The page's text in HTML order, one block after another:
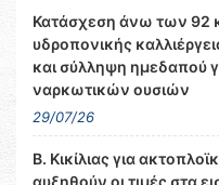
Κατάσχεση άνω των 92
υδροπονικής
και σύλληψη ημεδαπού
ναρκωτικών ουσιών
29/07/26
Β. Κικίλιας για